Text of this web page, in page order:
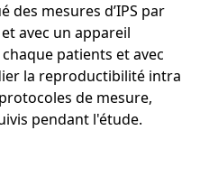
des mesures d’IPS par
avec un appareil
patients et avec
la reproductibilité intra
de mesure,
pendant l'étude.